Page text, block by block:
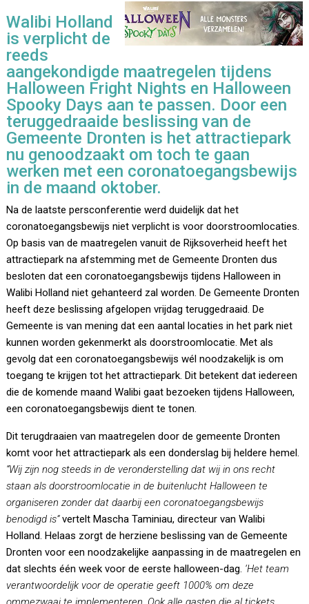
Walibi Holland
is verplicht de
reeds
aangekondigde maatregelen tijdens
Halloween Fright Nights en Halloween
Spooky Days aan te passen. Door een
teruggedraaide beslissing van de
Gemeente Dronten is het attractiepark
nu genoodzaakt om toch te gaan
werken met een coronatoegangsbewijs
in de maand oktober.
Na de laatste persconferentie werd duidelijk dat het
coronatoegangsbewijs niet verplicht is voor doorstroomlocaties.
Op basis van de maatregelen vanuit de Rijksoverheid heeft het
attractiepark na afstemming met de Gemeente Dronten dus
besloten dat een coronatoegangsbewijs tijdens Halloween in
Walibi Holland niet gehanteerd zal worden. De Gemeente Dronten
heeft deze beslissing afgelopen vrijdag teruggedraaid. De
Gemeente is van mening dat een aantal locaties in het park niet
kunnen worden gekenmerkt als doorstroomlocatie. Met als
gevolg dat een coronatoegangsbewijs wél noodzakelijk is om
toegang te krijgen tot het attractiepark. Dit betekent dat iedereen
die de komende maand Walibi gaat bezoeken tijdens Halloween,
een coronatoegangsbewijs dient te tonen.
Dit terugdraaien van maatregelen door de gemeente Dronten
komt voor het attractiepark als een donderslag bij heldere hemel.
“Wij zijn nog steeds in de veronderstelling dat wij in ons recht
staan als doorstroomlocatie in de buitenlucht Halloween te
organiseren zonder dat daarbij een coronatoegangsbewijs
benodigd is”vertelt Mascha Taminiau, directeur van Walibi
Holland. Helaas zorgt de herziene beslissing van de Gemeente
Dronten voor een noodzakelijke aanpassing in de maatregelen en
dat slechts één week voor de eerste halloween-dag. ‘Het team
verantwoordelijk voor de operatie geeft 1000% om deze